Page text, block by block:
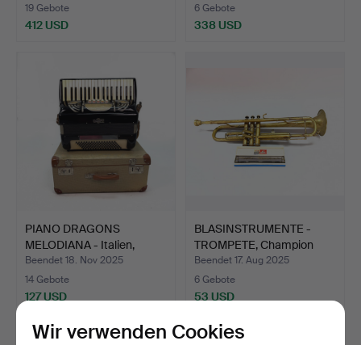
19 Gebote
412 USD
6 Gebote
338 USD
PIANO DRAGONS
MELODIANA - Italien,
Lederri…
Beendet 18. Nov 2025
14 Gebote
127 USD
BLASINSTRUMENTE -
TROMPETE, Champion
HARMO…
Beendet 17. Aug 2025
6 Gebote
53 USD
Wir verwenden Cookies